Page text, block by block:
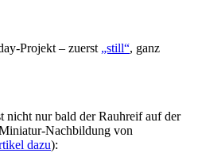
Projekt – zuerst „still“, ganz
nicht nur bald der Rauhreif auf der
Nachbildung von
dazu):